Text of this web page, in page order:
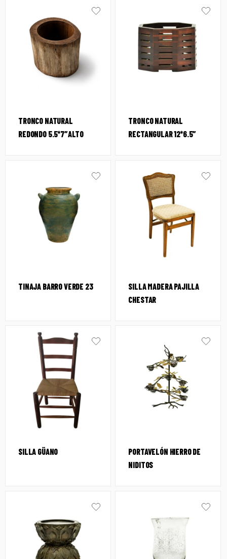
TRONCO NATURAL
REDONDO 5.5*7″ALTO
TRONCO NATURAL
RECTANGULAR 12*6.5″
TINAJA BARRO VERDE 23
SILLA MADERA PAJILLA
CHESTAR
SILLA GÜANO
PORTAVELÓN HIERRO DE
NIDITOS